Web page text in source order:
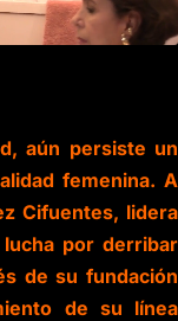
aún persiste un
femenina. A
Cifuentes, lidera
por derribar
de su fundación
de su línea